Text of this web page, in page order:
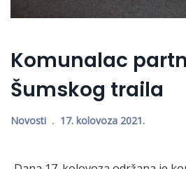
Komunalac
Šumskog traila
Novosti 17. kolovoza 2021.